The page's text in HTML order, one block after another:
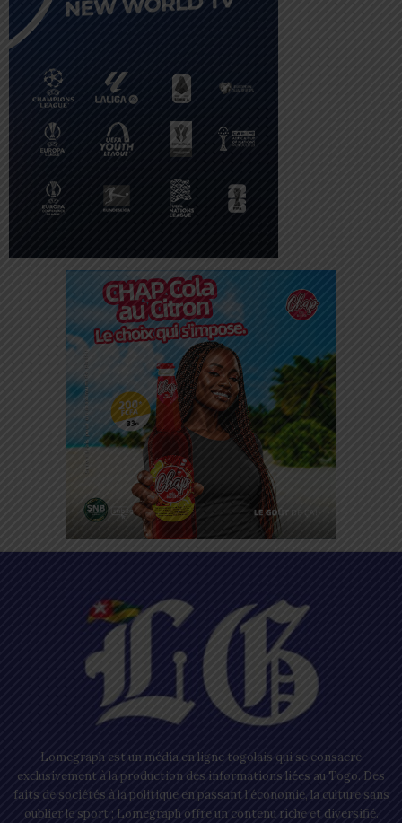
Lomegraph est un média en ligne togolais qui se consacre
exclusivement à la production des informations liées au Togo. Des
faits de sociétés à la politique en passant l’économie, la culture sans
oublier le sport ; Lomegraph offre un contenu riche et diversifié.